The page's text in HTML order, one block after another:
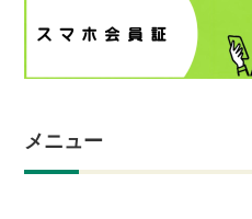
メニュー